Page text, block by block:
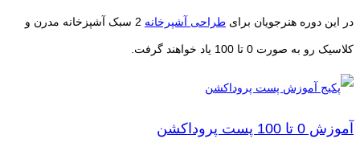
در این دوره هنرجویان برای طراحی آشپرخانه 2 سبک آشپزخانه مدرن و
کلاسیک رو به صورت 0 تا 100 یاد خواهند گرفت.
آموزش 0 تا 100 پست پروداکشن